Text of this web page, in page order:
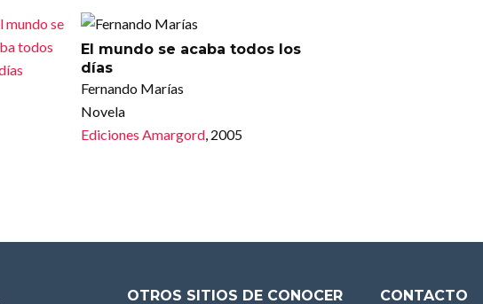
El mundo se acaba todos los
días
Fernando Marías
Novela
Ediciones Amargord, 2005
OTROS SITIOS DE CONOCER CONTACTO